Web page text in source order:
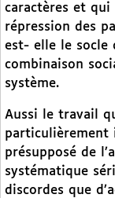
caractères et
répression des
est- elle le socle
combinaison
système.
Aussi le travail
particulièrement
présupposé de
systématique
discordes que